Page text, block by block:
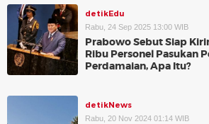
detikEdu
Rabu, 24 Sep 2025 13:00 WIB
Prabowo Sebut Siap
Ribu Personel Pasukan
Perdamaian, Apa Itu?
detikNews
Rabu, 20 Nov 2024 01:14 WIB